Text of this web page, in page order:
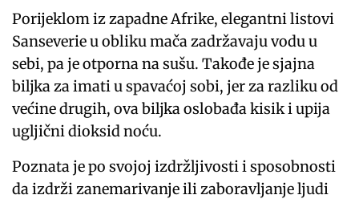
Porijeklom iz zapadne Afrike, elegantni listovi
Sanseverie u obliku mača zadržavaju vodu u
sebi, pa je otporna na sušu. Takođe je sjajna
biljka za imati u spavaćoj sobi, jer za razliku od
većine drugih, ova biljka oslobađa kisik i upija
ugljični dioksid noću.
Poznata je po svojoj izdržljivosti i sposobnosti
da izdrži zanemarivanje ili zaboravljanje ljudi